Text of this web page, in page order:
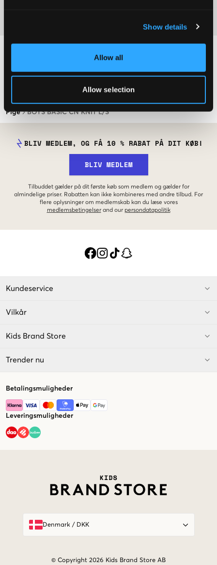
Show details
Allow all
Allow selection
Pige BOYS BASIC CN KNIT L/S
BLIV MEDLEM, OG FÅ 10 % RABAT PÅ DIT KØB!
BLIV MEDLEM
Tilbuddet gælder på dit første køb som medlem og gælder for
almindelige priser. Rabatten kan ikke kombineres med andre tilbud. For
flere oplysninger om medlemskab kan du læse vores
medlemsbetingelser and our persondatapolitik
Kundeservice
Vilkår
Kids Brand Store
Trender nu
Betalingsmuligheder
Leveringsmuligheder
Denmark/ DKK
© Copyright 2026 Kids Brand Store AB